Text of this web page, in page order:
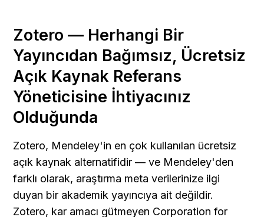
Zotero — Herhangi Bir
Yayıncıdan Bağımsız, Ücretsiz
Açık Kaynak Referans
Yöneticisine İhtiyacınız
Olduğunda
Zotero, Mendeley'in en çok kullanılan ücretsiz
açık kaynak alternatifidir — ve Mendeley'den
farklı olarak, araştırma meta verilerinize ilgi
duyan bir akademik yayıncıya ait değildir.
Zotero, kar amacı gütmeyen Corporation for